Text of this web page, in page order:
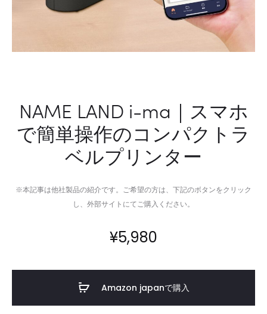
防
災
で
実
現
す
機
具​
勢
を
ポ
る
姿
勢
商
NAME LAND i-ma｜スマホ
で簡単操作のコンパクトラ
ベルプリンター
※本記事は他社製品の紹介です。ご希望の方は、下記のボタンをクリック
し、外部サイトにてご購入ください。
¥5,980
Amazon japanで購入